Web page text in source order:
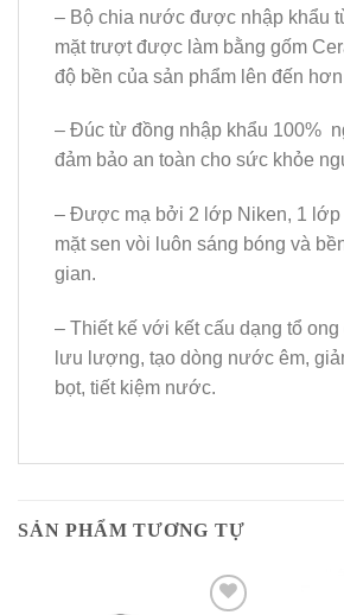
– Bộ chia nước được nhập khẩu
mặt trượt được làm bằng gốm
độ bền của sản phẩm lên đến
– Đúc từ đồng nhập khẩu 100%
đảm bảo an toàn cho sức khỏe
– Được mạ bởi 2 lớp Niken, 1 lớp
mặt sen vòi luôn sáng bóng và
gian.
– Thiết kế với kết cấu dạng tổ
lưu lượng, tạo dòng nước êm,
bọt, tiết kiệm nước.
SẢN PHẨM TƯƠNG TỰ